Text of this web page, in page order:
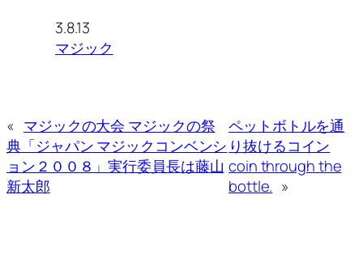
3.8.13
マジック
« マジックの大会 マジックの祭
典「ジャパン マジックコンベンシ
ョン２００８」実行委員長は藤山
新太郎
ペットボトルを通
り抜けるコイン
coin through the
bottle. »